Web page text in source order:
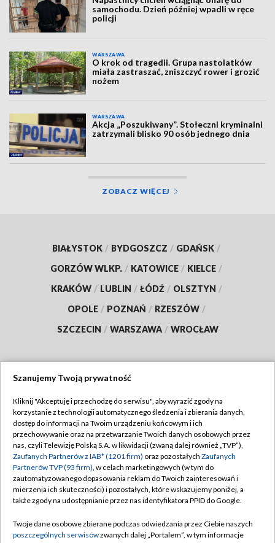
samochodu. Dzień później wpadli w ręce
policji
WARSZAWA
O krok od tragedii. Grupa nastolatków
miała zastraszać, zniszczyć rower i grozić
nożem
WARSZAWA
Akcja „Poszukiwany”. Stołeczni kryminalni
zatrzymali blisko 90 osób jednego dnia
ZOBACZ WIĘCEJ
BIAŁYSTOK / BYDGOSZCZ / GDAŃSK /
GORZÓW WLKP. / KATOWICE / KIELCE /
KRAKÓW / LUBLIN / ŁÓDŹ / OLSZTYN /
OPOLE / POZNAŃ / RZESZÓW /
SZCZECIN / WARSZAWA / WROCŁAW
TVP
Abonament TVP
Emisja w TVP
Centrum informacji TVP
Naziemna Telewizja Cyfrowa
Rada Programowa
Regulamin TVP
Polityka prywatności
Moje zgody
Pomoc
Kontakt
Szanujemy Twoją prywatność
Kliknij "Akceptuję i przechodzę do serwisu", aby wyrazić zgody na
korzystanie z technologii automatycznego śledzenia i zbierania danych,
dostęp do informacji na Twoim urządzeniu końcowym i ich
przechowywanie oraz na przetwarzanie Twoich danych osobowych przez
nas, czyli Telewizję Polską S.A. w likwidacji (zwaną dalej również „TVP”),
Zaufanych Partnerów z IAB* (1201 firm) oraz pozostałych Zaufanych
Partnerów TVP (93 firm), w celach marketingowych (w tym do
zautomatyzowanego dopasowania reklam do Twoich zainteresowań i
mierzenia ich skuteczności) i pozostałych, które wskazujemy poniżej, a
także zgody na udostępnianie przez nas identyfikatora PPID do Google.
Twoje dane osobowe zbierane podczas odwiedzania przez Ciebie naszych
poszczególnych serwisówzwanych dalej „Portalem”, w tym informacje